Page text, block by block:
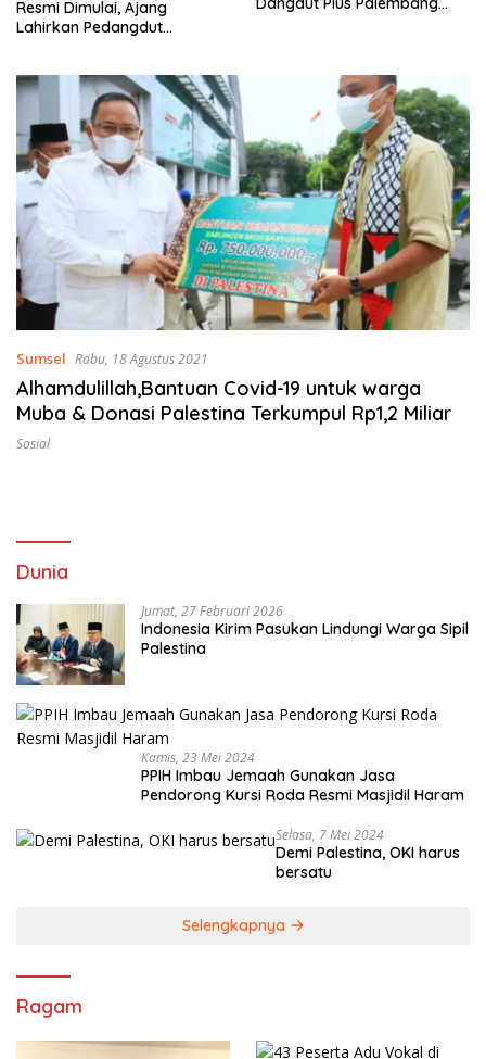
Resmi Dimulai, Ajang
Lahirkan Pedangdut
Sumsel Rabu, 18 Agustus 2021
Alhamdulillah,Bantuan Covid-19 untuk warga
Muba & Donasi Palestina Terkumpul Rp1,2 Miliar
Sosial
Dunia
Jumat, 27 Februari 2026
Indonesia Kirim Pasukan Lindungi Warga Sipil
Palestina
Kamis, 23 Mei 2024
PPIH Imbau Jemaah Gunakan Jasa
Pendorong Kursi Roda Resmi Masjidil Haram
Selasa, 7 Mei 2024
Demi Palestina, OKI harus
bersatu
Selengkapnya
Ragam